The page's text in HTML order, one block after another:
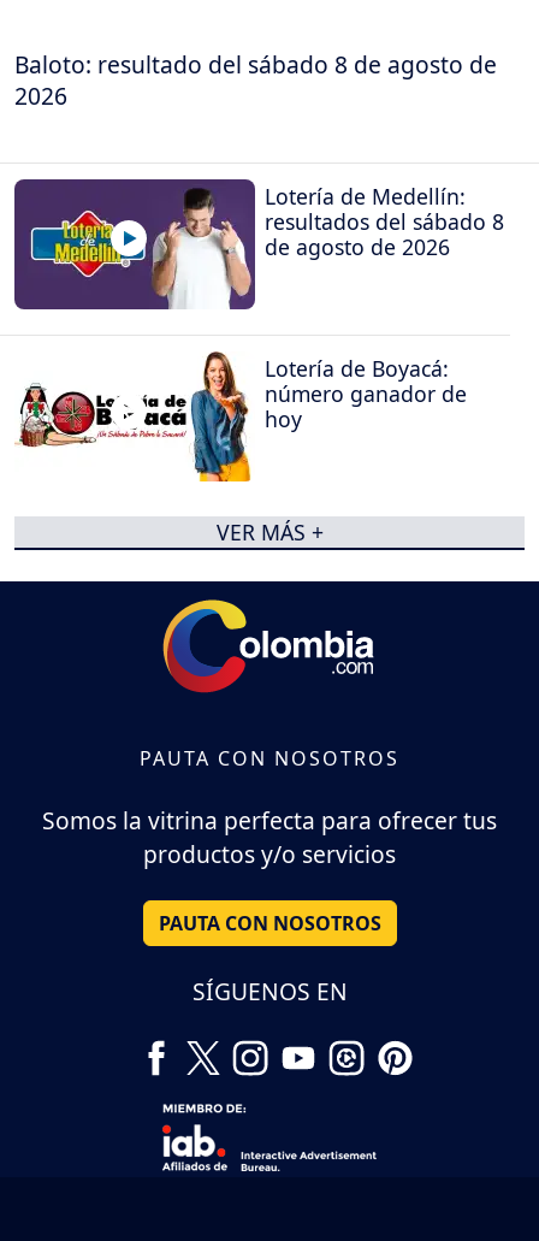
Baloto: resultado del sábado 8 de agosto de
2026
Lotería de Medellín:
resultados del sábado 8
de agosto de 2026
Lotería de Boyacá:
número ganador de
hoy
VER MÁS +
PAUTA CON NOSOTROS
Somos la vitrina perfecta para ofrecer tus
productos y/o servicios
PAUTA CON NOSOTROS
SÍGUENOS EN